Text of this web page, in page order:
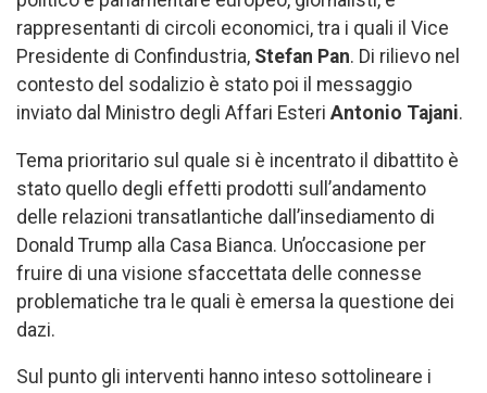
rappresentanti di circoli economici, tra i quali il Vice
Presidente di Confindustria, Stefan Pan. Di rilievo nel
contesto del sodalizio è stato poi il messaggio
inviato dal Ministro degli Affari Esteri Antonio Tajani.
Tema prioritario sul quale si è incentrato il dibattito è
stato quello degli effetti prodotti sull’andamento
delle relazioni transatlantiche dall’insediamento di
Donald Trump alla Casa Bianca. Un’occasione per
fruire di una visione sfaccettata delle connesse
problematiche tra le quali è emersa la questione dei
dazi.
Sul punto gli interventi hanno inteso sottolineare i